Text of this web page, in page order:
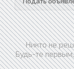
Никто не
Будь-те